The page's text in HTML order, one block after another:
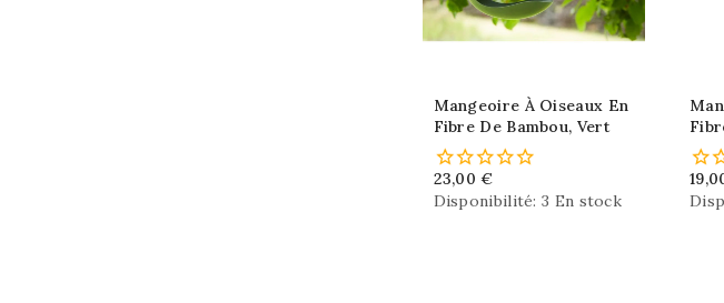
Mangeoire À Oiseaux En
Fibre De Bambou, Vert
23,00 €
Disponibilité:3 En stock